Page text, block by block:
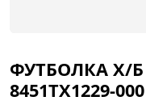
ФУТБОЛКА Х/Б
8451TX1229-000